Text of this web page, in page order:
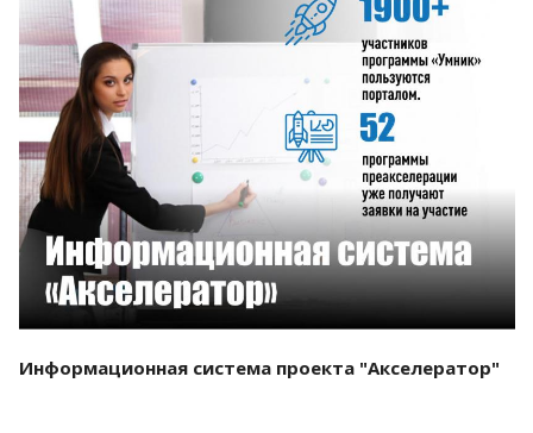
Смотреть проект
Информационная система проекта "Акселератор"